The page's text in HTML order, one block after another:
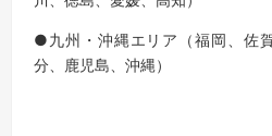
●九州・沖縄エリア（福岡、佐
分、鹿児島、沖縄）